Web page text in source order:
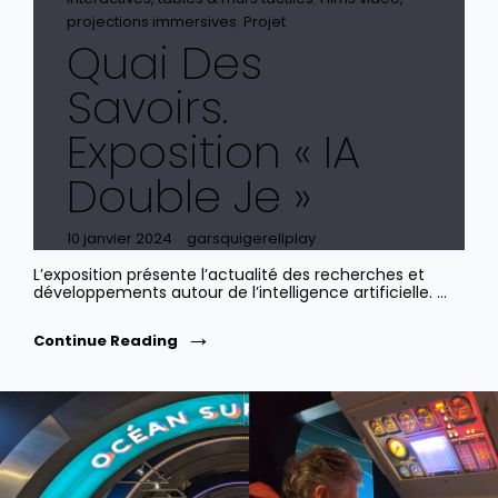
projections immersives Projet
Quai Des
Savoirs.
Exposition « IA
Double Je »
Posted
10 janvier 2024 garsquigerellplay
L’exposition présente l’actualité des recherches et
développements autour de l’intelligence artificielle. …
Continue Reading Quai
Exposition
«
IA
Double
Je